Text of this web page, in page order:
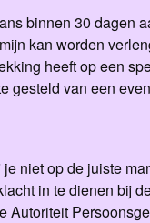
binnen 30 dagen
kan worden
heeft op een
gesteld van een
niet op de juiste
in te dienen bij
Autoriteit